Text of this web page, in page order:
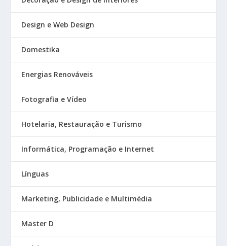
Design e Web Design
Domestika
Energias Renováveis
Fotografia e Vídeo
Hotelaria, Restauração e Turismo
Informática, Programação e Internet
Línguas
Marketing, Publicidade e Multimédia
Master D